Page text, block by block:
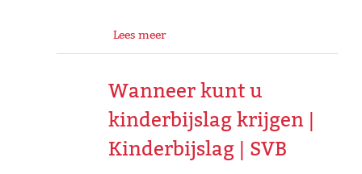
Lees meer
Wanneer kunt u
kinderbijslag krijgen |
Kinderbijslag | SVB